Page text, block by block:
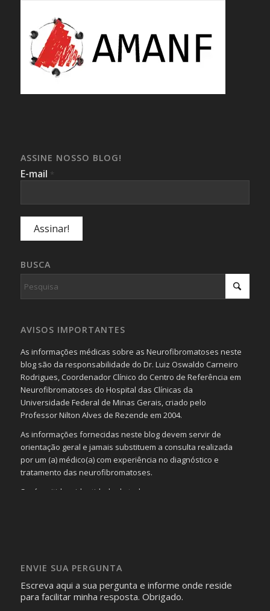
ASSINE NOSSO BLOG!
E-mail *
BUSCA
AVISOS IMPORTANTES
As informações médicas sobre as Neurofibromatoses neste
blog são da responsabilidade do Dr. Luiz Oswaldo Carneiro
Rodrigues, Coordenador Clínico do Centro de Referência em
Neurofibromatoses do Hospital das Clínicas da
Universidade Federal de Minas Gerais, criado pelo
Professor Nilton Alves de Rezende em 2004.
As informações fornecidas neste blog devem servir de
orientação geral e jamais substituem a consulta realizada
por um (a) médico(a) com experiência no diagnóstico e
tratamento das neurofibromatoses.
Será omitida a identidade de todas as pessoas que
identificação da pessoa fotografada.
ENVIE SUA PERGUNTA
Escreva aqui a sua pergunta e informe onde reside
para facilitar minha resposta. Obrigado.